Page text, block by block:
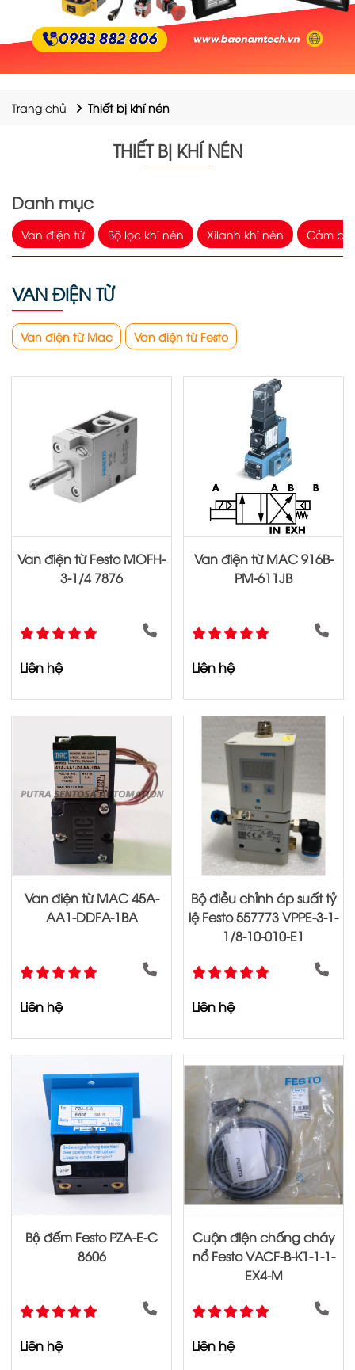
Trang chủ Thiết bị khí nén
THIẾT BỊ KHÍ NÉN
Danh mục
Van điện từ Bộ lọc khí nén Xilanh khí nén Cảm
VAN ĐIỆN TỪ
Van điện từ Mac Van điện từ Festo
Van điện từ Festo MOFH-
3-1/4 7876
Liên hệ
Van điện từ MAC 916B-
PM-611JB
Liên hệ
Van điện từ MAC 45A-
AA1-DDFA-1BA
Liên hệ
Bộ điều chỉnh áp suất tỷ
lệ Festo 557773 VPPE-3-1-
1/8-10-010-E1
Liên hệ
Bộ đếm Festo PZA-E-C
8606
Liên hệ
Cuộn điện chống cháy
nổ Festo VACF-B-K1-1-1-
EX4-M
Liên hệ